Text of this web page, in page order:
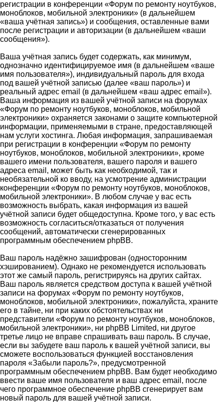
регистрации в конференции «Форум по ремонту ноутбуков,
моноблоков, мобильной электроники» (в дальнейшем
«ваша учётная запись») и сообщения, оставленные вами
после регистрации и авторизации (в дальнейшем «ваши
сообщения»).
Ваша учётная запись будет содержать, как минимум,
однозначно идентифицируемое имя (в дальнейшем «ваше
имя пользователя»), индивидуальный пароль для входа
под вашей учётной записью (далее «ваш пароль») и
реальный адрес email (в дальнейшем «ваш адрес email»).
Ваша информация из вашей учётной записи на форумах
«Форум по ремонту ноутбуков, моноблоков, мобильной
электроники» охраняется законами о защите компьютерной
информации, применяемыми в стране, предоставляющей
нам услуги хостинга. Любая информация, запрашиваемая
при регистрации в конференции «Форум по ремонту
ноутбуков, моноблоков, мобильной электроники», кроме
вашего имени пользователя, вашего пароля и вашего
адреса email, может быть как необходимой, так и
необязательной ко вводу, на усмотрение администрации
конференции «Форум по ремонту ноутбуков, моноблоков,
мобильной электроники». В любом случае у вас есть
возможность выбрать, какая информация из вашей
учётной записи будет общедоступна. Кроме того, у вас есть
возможность согласиться/отказаться от получения
сообщений, автоматически сгенерированных
программным обеспечением phpBB.
Ваш пароль надёжно зашифрован (односторонним
хэшированием). Однако не рекомендуется использовать
этот же самый пароль, регистрируясь на других сайтах.
Ваш пароль является средством доступа к вашей учётной
записи на форумах «Форум по ремонту ноутбуков,
моноблоков, мобильной электроники», пожалуйста, храните
его в тайне, ни при каких обстоятельствах ни
представители «Форум по ремонту ноутбуков, моноблоков,
мобильной электроники», ни phpBB Limited, ни другое
третье лицо не вправе спрашивать ваш пароль. В случае,
если вы забудете ваш пароль к вашей учётной записи, вы
сможете воспользоваться функцией восстановления
пароля «Забыли пароль?», предусмотренной
программным обеспечением phpBB. Вам будет необходимо
ввести ваше имя пользователя и ваш адрес email, после
чего программное обеспечение phpBB сгенерирует вам
новый пароль для вашей учётной записи.